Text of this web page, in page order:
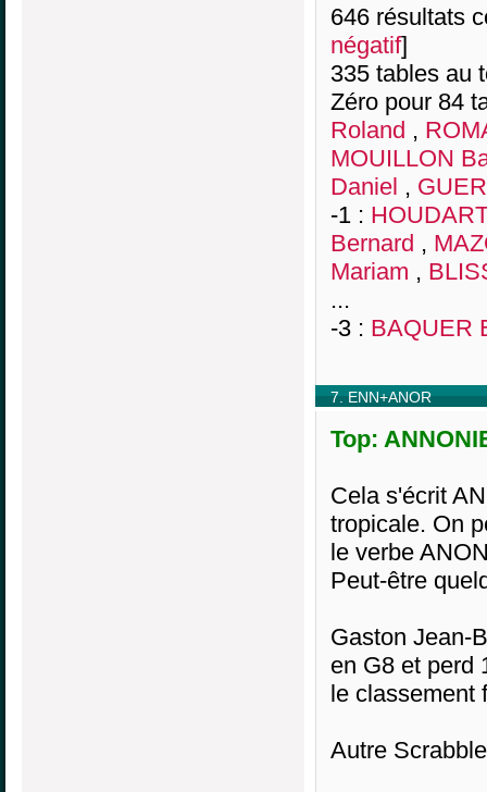
646 résultats
négatif]
335 tables au
Zéro pour 84
Roland ,
MOUILLON
Daniel ,
-1 :
Bernard ,
Mariam ,
...
-3 : BAQUER
7. ENN+ANOR
Top:
Cela s'écrit
tropicale. On
le verbe
Peut-être
Gaston Jean-
en G8 et perd
le classement
Autre